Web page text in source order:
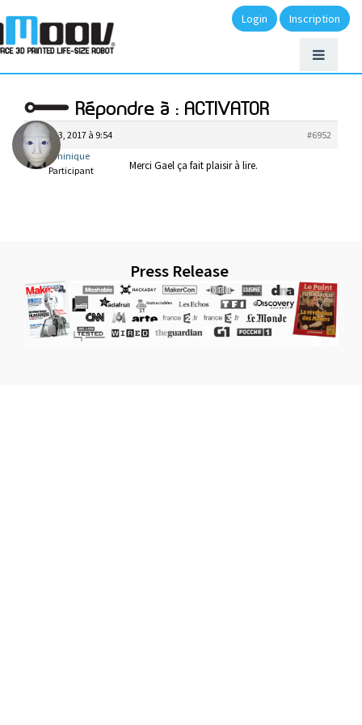
Login Inscription
Répondre à : ACTIVATOR
février 3, 2017 à 9:54
#6952
Dominique
Participant
Merci Gael ça fait plaisir à lire.
Press Release